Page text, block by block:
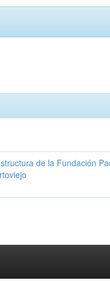
de la Fundación